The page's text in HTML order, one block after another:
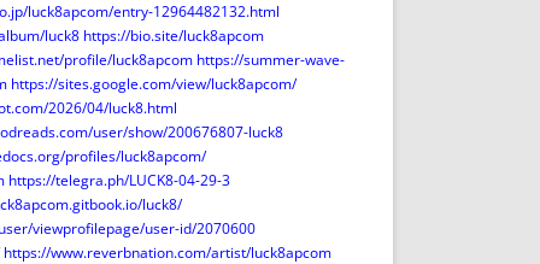
ENVÍA CORREO
CANALES DE VÍDEO
luck8apcom/entry-12964482132.html
luck8 https://bio.site/luck8apcom
profile/luck8apcom https://summer-wave-
https://sites.google.com/view/luck8apcom/
2026/04/luck8.html
user/show/200676807-luck8
profiles/luck8apcom/
https://telegra.ph/LUCK8-04-29-3
luck8/
viewprofilepage/user-id/2070600
https://www.reverbnation.com/artist/luck8apcom